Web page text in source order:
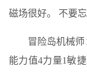
磁场很好。 不要
冒险岛机械
能力值4力量1敏